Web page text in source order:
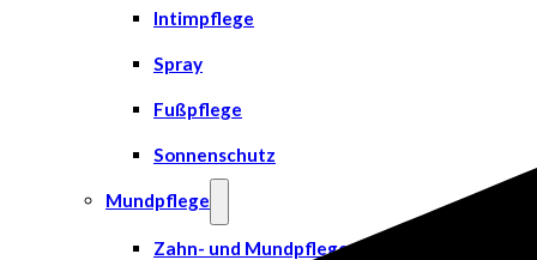
Intimpflege
Spray
Fußpflege
Sonnenschutz
Mundpflege
Zahn- und Mundpflege